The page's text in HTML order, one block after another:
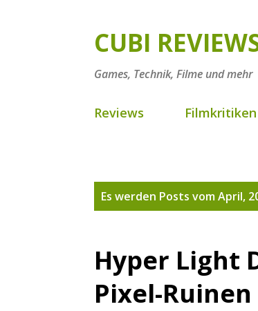
CUBI
Games, Technik, Filme und mehr
Reviews Filmkritiken
Es werden Posts vom April,
Hyper Light
Pixel-Ruinen